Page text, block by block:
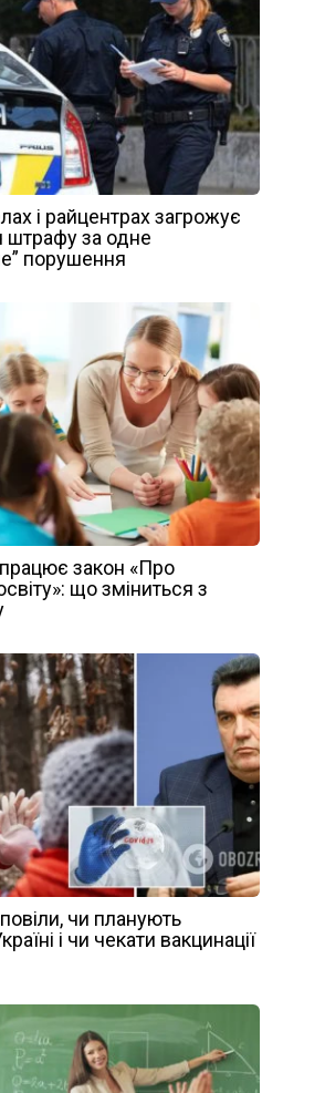
і райцентрах загрожує
штрафу за одне
порушення
закон «Про
що зміниться з
чи планують
і чи чекати вакцинації